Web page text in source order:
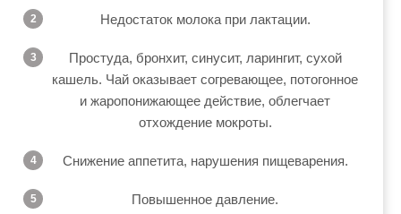
Недостаток молока при лактации.
Простуда, бронхит, синусит, ларингит, сухой
кашель. Чай оказывает согревающее, потогонное
и жаропонижающее действие, облегчает
отхождение мокроты.
Снижение аппетита, нарушения пищеварения.
Повышенное давление.